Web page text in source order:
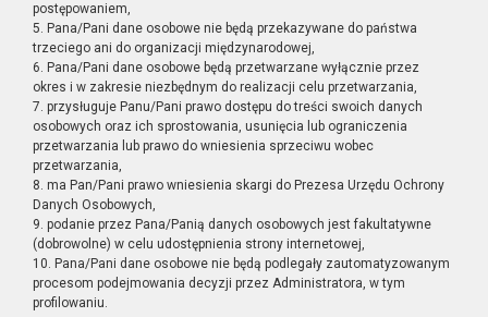
postępowaniem,
5. Pana/Pani dane osobowe nie będą przekazywane do państwa
trzeciego ani do organizacji międzynarodowej,
6. Pana/Pani dane osobowe będą przetwarzane wyłącznie przez
okres i w zakresie niezbędnym do realizacji celu przetwarzania,
7. przysługuje Panu/Pani prawo dostępu do treści swoich danych
osobowych oraz ich sprostowania, usunięcia lub ograniczenia
przetwarzania lub prawo do wniesienia sprzeciwu wobec
przetwarzania,
8. ma Pan/Pani prawo wniesienia skargi do Prezesa Urzędu Ochrony
Danych Osobowych,
9. podanie przez Pana/Panią danych osobowych jest fakultatywne
(dobrowolne) w celu udostępnienia strony internetowej,
10. Pana/Pani dane osobowe nie będą podlegały zautomatyzowanym
procesom podejmowania decyzji przez Administratora, w tym
profilowaniu.